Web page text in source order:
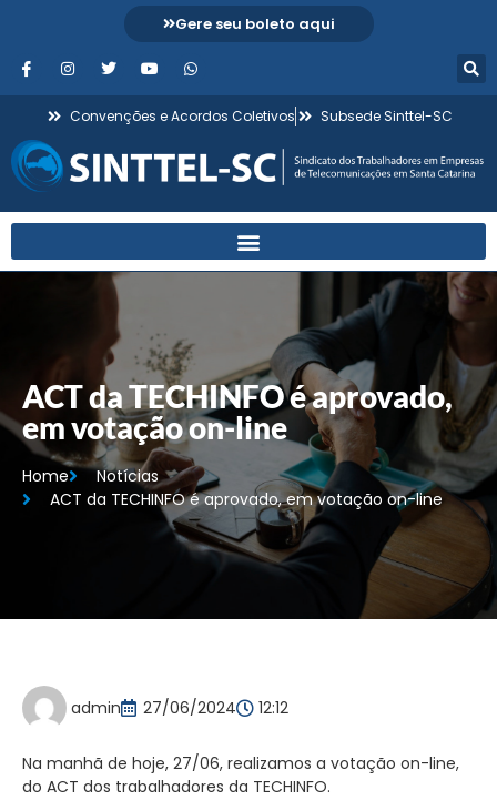
Gere seu boleto aqui
Convenções e Acordos Coletivos Subsede Sinttel-SC
ACT da TECHINFO é aprovado,
em votação on-line
Home
Notícias
ACT da TECHINFO é aprovado, em votação on-line
admin 27/06/2024 12:12
Na manhã de hoje, 27/06, realizamos a votação on-line,
do ACT dos trabalhadores da TECHINFO.